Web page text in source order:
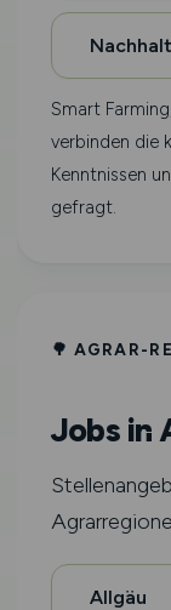
Smart
verbinden die
Kenntnissen
gefragt.
🌳 AGRAR-
Jobs in
Allgäu